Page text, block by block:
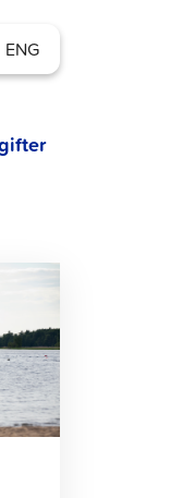
ENG